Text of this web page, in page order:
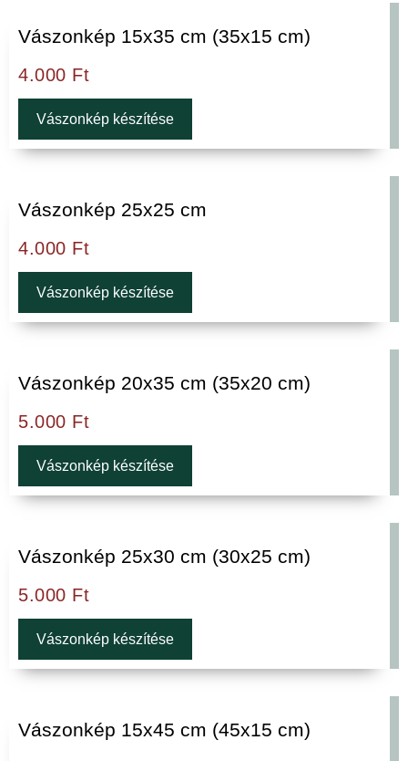
Vászonkép 15x35 cm (35x15 cm)
4.000 Ft
Vászonkép készítése
Vászonkép 25x25 cm
4.000 Ft
Vászonkép készítése
Vászonkép 20x35 cm (35x20 cm)
5.000 Ft
Vászonkép készítése
Vászonkép 25x30 cm (30x25 cm)
5.000 Ft
Vászonkép készítése
Vászonkép 15x45 cm (45x15 cm)